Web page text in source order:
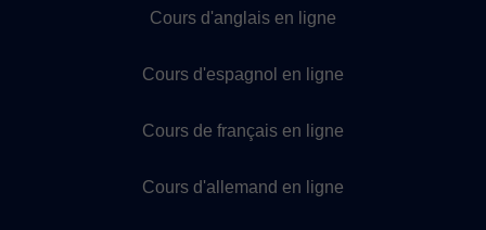
Cours d'anglais en ligne
Cours d'espagnol en ligne
Cours de français en ligne
Cours d'allemand en ligne